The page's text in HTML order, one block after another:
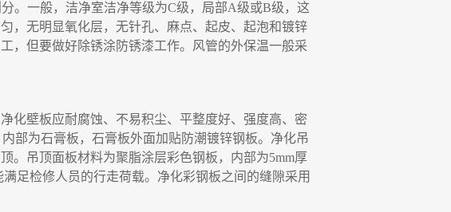
。 一般，洁净室洁净等级为C级，局部A级或B级，这
，无明显氧化层，无针孔、麻点、起皮、起泡和镀锌
，但要做好除锈涂防锈漆工作。风管的外保温一般采
化壁板应耐腐蚀、不易积尘、平整度好、强度高、密
内部为石膏板 ， 石膏板外面加贴防潮镀锌钢板。净化吊
。吊顶面板材料为聚脂涂层彩色钢板 ， 内部为5mm厚
足检修人员的行走荷载。净化彩钢板之间的缝隙采用